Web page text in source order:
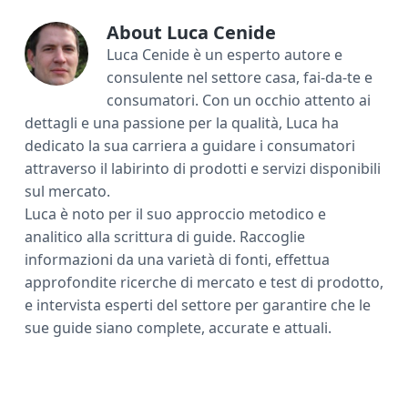
ok di
About Luca Cenide
Luca Cenide è un esperto autore e
consulente nel settore casa, fai-da-te e
consumatori. Con un occhio attento ai
dettagli e una passione per la qualità, Luca ha
dedicato la sua carriera a guidare i consumatori
attraverso il labirinto di prodotti e servizi disponibili
sul mercato.
Luca è noto per il suo approccio metodico e
analitico alla scrittura di guide. Raccoglie
informazioni da una varietà di fonti, effettua
approfondite ricerche di mercato e test di prodotto,
e intervista esperti del settore per garantire che le
sue guide siano complete, accurate e attuali.